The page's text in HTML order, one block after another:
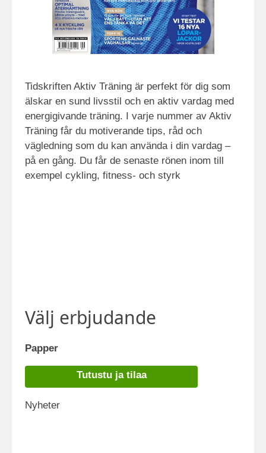
Tidskriften Aktiv Träning är perfekt för dig som
älskar en sund livsstil och en aktiv vardag med
energigivande träning. I varje nummer av Aktiv
Träning får du motiverande tips, råd och
vägledning som du kan använda i din vardag –
på en gång. Du får de senaste rönen inom till
exempel cykling, fitness- och styrk
Välj erbjudande
Papper
Tutustu ja tilaa
Nyheter